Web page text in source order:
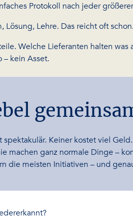
Protokoll nach jeder
Lösung, Lehre. Das reicht oft schon.
Welche Lieferanten halten
– kein Asset.
Keiner kostet viel
machen ganz normale Dinge –
die meisten Initiativen – und